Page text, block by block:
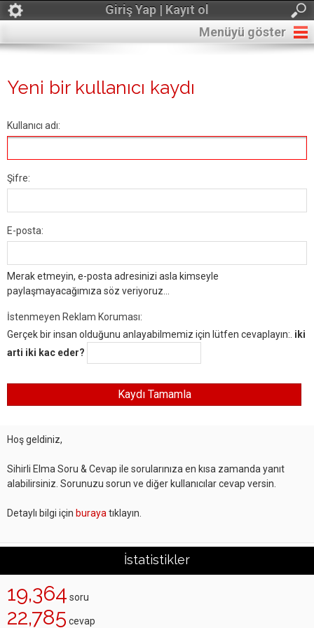
Giriş Yap | Kayıt ol
Menüyü göster
Yeni bir kullanıcı kaydı
Kullanıcı adı:
Şifre:
E-posta:
Merak etmeyin, e-posta adresinizi asla kimseyle
paylaşmayacağımıza söz veriyoruz...
İstenmeyen Reklam Koruması:
Gerçek bir insan olduğunu anlayabilmemiz için lütfen cevaplayın:. iki
arti iki kac eder?
Hoş geldiniz,
Sihirli Elma Soru & Cevap ile sorularınıza en kısa zamanda yanıt
alabilirsiniz. Sorunuzu sorun ve diğer kullanıcılar cevap versin.
Detaylı bilgi için buraya tıklayın.
İstatistikler
19,364 soru
22,785 cevap